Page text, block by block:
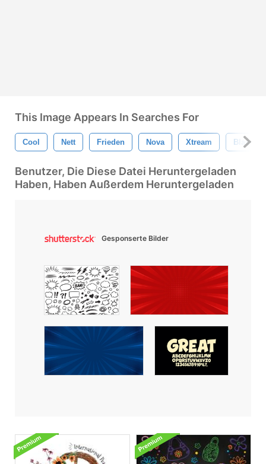
This Image Appears In Searches For
Cool Nett Frieden Nova Xtream Blase
Benutzer, Die Diese Datei Heruntergeladen
Haben, Haben Außerdem Heruntergeladen
Gesponserte Bilder